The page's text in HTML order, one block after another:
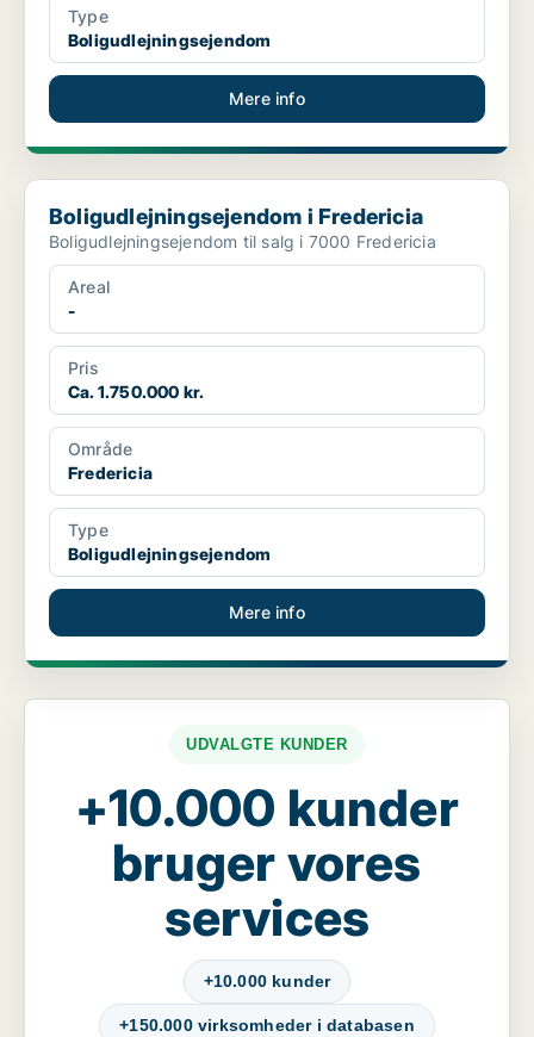
Type
Boligudlejningsejendom
Mere info
Boligudlejningsejendom i Fredericia
Boligudlejningsejendom i Fredericia
Boligudlejningsejendom til salg i 7000 Fredericia
Areal
-
Pris
Ca. 1.750.000 kr.
Område
Fredericia
Type
Boligudlejningsejendom
Mere info
UDVALGTE KUNDER
+10.000 kunder
bruger vores
services
+10.000 kunder
+150.000 virksomheder i databasen